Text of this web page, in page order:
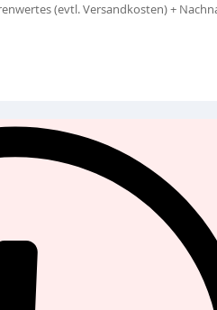
(evtl. Versandkosten) +